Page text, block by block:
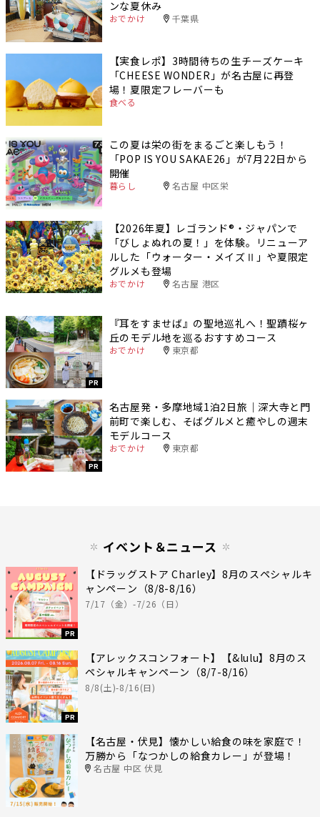
ンな夏休み
おでかけ 千葉県
【実食レポ】3時間待ちの生チーズケーキ
「CHEESE WONDER」が名古屋に再登
場！夏限定フレーバーも
食べる
この夏は栄の街をまるごと楽しもう！
「POP IS YOU SAKAE26」が7月22日から
開催
暮らし 名古屋 中区栄
【2026年夏】レゴランド®・ジャパンで
「びしょぬれの夏！」を体験。リニューア
ルした「ウォーター・メイズⅡ」や夏限定
グルメも登場
おでかけ 名古屋 港区
PR
『耳をすませば』の聖地巡礼へ！聖蹟桜ヶ
丘のモデル地を巡るおすすめコース
おでかけ 東京都
PR
名古屋発・多摩地域1泊2日旅｜深大寺と門
前町で楽しむ、そばグルメと癒やしの週末
モデルコース
おでかけ 東京都
イベント＆ニュース
PR
【ドラッグストア Charley】8月のスペシャルキ
ャンペーン（8/8-8/16）
7/17（金）-7/26（日）
PR
【アレックスコンフォート】【&lulu】8月のス
ペシャルキャンペーン（8/7-8/16）
8/8(土)-8/16(日)
【名古屋・伏見】懐かしい給食の味を家庭で！
万勝から「なつかしの給食カレー」が登場！
名古屋 中区 伏見